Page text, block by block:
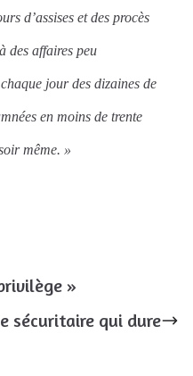
d’assises et des procès
des affaires peu
jour des dizaines de
en moins de trente
même. »
»
sécuritaire qui dure